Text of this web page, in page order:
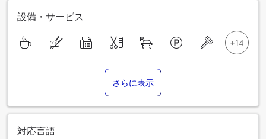
設備・サービス
さらに表示
対応言語